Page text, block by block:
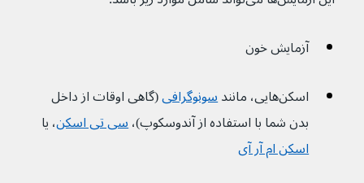
آزمایش خون
اسکن‌هایی، مانند
سونوگرافی (گاهی اوقات از داخل
بدن شما با استفاده از آندوسکوپ)، سی تی اسکن، یا
اسکن ام آر آی